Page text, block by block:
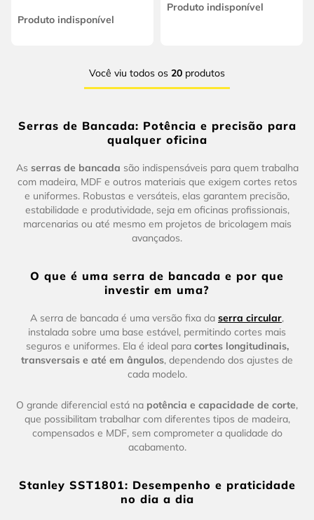
Produto indisponível
Produto indisponível
Você viu todos os 20 produtos
Serras de Bancada: Potência e precisão para
qualquer oficina
As serras de bancada são indispensáveis para quem trabalha
com madeira, MDF e outros materiais que exigem cortes retos
e uniformes. Robustas e versáteis, elas garantem precisão,
estabilidade e produtividade, seja em oficinas profissionais,
marcenarias ou até mesmo em projetos de bricolagem mais
avançados.
O que é uma serra de bancada e por que
investir em uma?
A serra de bancada é uma versão fixa da serra circular,
instalada sobre uma base estável, permitindo cortes mais
seguros e uniformes. Ela é ideal para cortes longitudinais,
transversais e até em ângulos, dependendo dos ajustes de
cada modelo.
O grande diferencial está na potência e capacidade de corte,
que possibilitam trabalhar com diferentes tipos de madeira,
compensados e MDF, sem comprometer a qualidade do
acabamento.
Stanley SST1801: Desempenho e praticidade
no dia a dia